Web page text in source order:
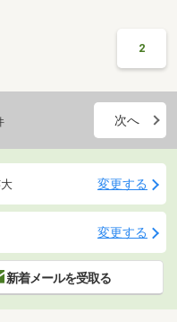
2
次へ
変更する
変更する
新着メールを受取る